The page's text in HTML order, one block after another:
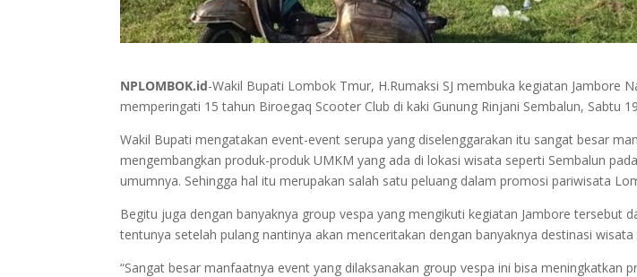
NPLOMBOK.id-Wakil Bupati Lombok Tmur, H.Rumaksi SJ membuka kegiatan Jambore
memperingati 15 tahun Biroegaq Scooter Club di kaki Gunung Rinjani Sembalun, Sabtu
Wakil Bupati mengatakan event-event serupa yang diselenggarakan itu sangat besar
mengembangkan produk-produk UMKM yang ada di lokasi wisata seperti Sembalun
umumnya. Sehingga hal itu merupakan salah satu peluang dalam promosi pariwisata
Begitu juga ‎dengan banyaknya group vespa yang mengikuti kegiatan Jambore tersebut
tentunya setelah pulang nantinya akan menceritakan dengan banyaknya destinasi
“Sangat besar manfaatnya event yang dilaksanakan group vespa ini bisa meningkatkan